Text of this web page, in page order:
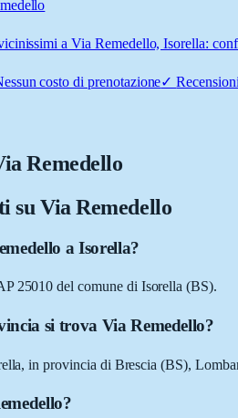
a Via Remedello, Isorella:
costo di prenotazione✓
Remedello
su Via Remedello
a Isorella?
25010 del comune di Isorella (BS).
si trova Via Remedello?
in provincia di Brescia (BS),